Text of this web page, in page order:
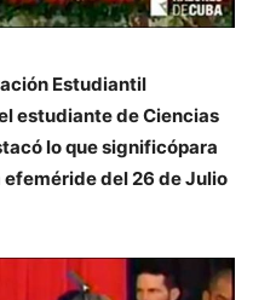
Estudiantil
estudiante de Ciencias
lo que significópara
del 26 de Julio